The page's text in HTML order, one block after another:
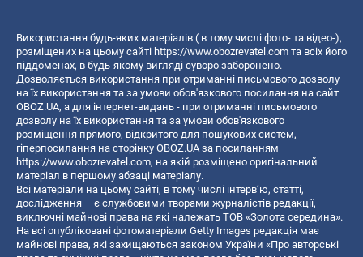
Використання будь-яких матеріалів ( в тому числі фото- та відео-),
розміщених на цьому сайті https://www.obozrevatel.com та всіх його
піддоменах, в будь-якому вигляді суворо заборонено.
Дозволяється використання при отриманні письмового дозволу
на їх використання та за умови обов'язкового посилання на сайт
OBOZ.UA, а для інтернет-видань - при отриманні письмового
дозволу на їх використання та за умови обов'язкового
розміщення прямого, відкритого для пошукових систем,
гіперпосилання на сторінку OBOZ.UA за посиланням
https://www.obozrevatel.com, на якій розміщено оригінальний
матеріал в першому абзаці матеріалу.
Всі матеріали на цьому сайті, в тому числі інтерв’ю, статті,
дослідження – є службовими творами журналістів редакції,
виключні майнові права на які належать ТОВ «Золота середина».
На всі опубліковані фотоматеріали Getty Images редакція має
майнові права, які захищаються законом України «Про авторські